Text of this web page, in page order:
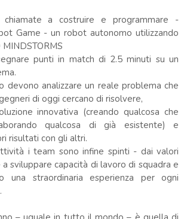
a costruire e programmare -
Game - un robot autonomo utilizzando
punti in match di 2.5 minuti su un
devono analizzare un reale problema che
di oggi cercano di risolvere,
innovativa (creando qualcosa che
qualcosa di già esistente) e
risultati con gli altri.
i team sono infine spinti - dai valori
sviluppare capacità di lavoro di squadra e
straordinaria esperienza per ogni